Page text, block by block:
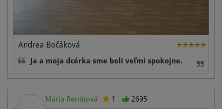
Andrea Bočáková
Ja a moja dcérka sme boli veľmi spokojne.
Mária Renátová 1 2695